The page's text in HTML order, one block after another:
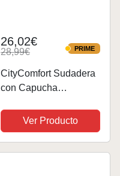
26,02€
28,99€ PRIME
PRIME
CityComfort Sudadera
con Capucha
Oversize Sudaderas
Adolescentes Chico
Blanket Hoodie Suave
Ver Producto